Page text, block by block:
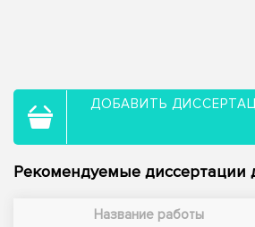
ДОБАВИТЬ
Рекомендуемые диссертации
Название работы